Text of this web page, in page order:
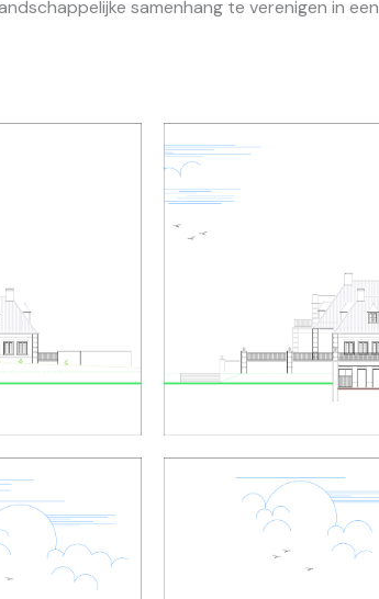
samenhang te verenigen in een